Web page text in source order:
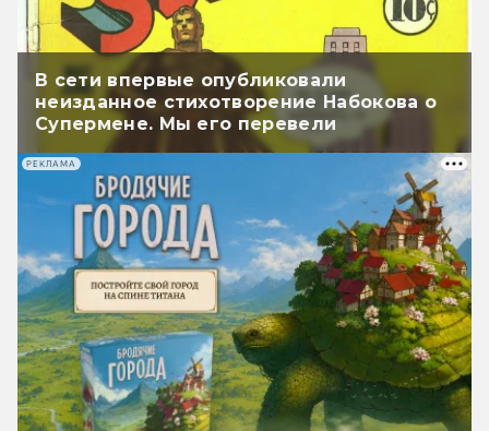
В сети впервые опубликовали
неизданное стихотворение Набокова о
Супермене. Мы его перевели
РЕКЛАМА